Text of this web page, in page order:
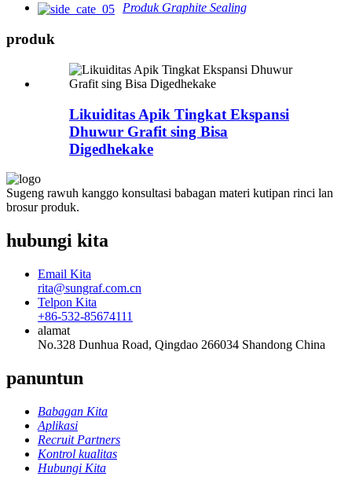
Produk Graphite Sealing
produk
Likuiditas Apik Tingkat Ekspansi
Dhuwur Grafit sing Bisa
Digedhekake
Sugeng rawuh kanggo konsultasi babagan materi kutipan rinci lan
brosur produk.
hubungi kita
Email Kita
rita@sungraf.com.cn
Telpon Kita
+86-532-85674111
alamat
No.328 Dunhua Road, Qingdao 266034 Shandong China
panuntun
Babagan Kita
Aplikasi
Recruit Partners
Kontrol kualitas
Hubungi Kita